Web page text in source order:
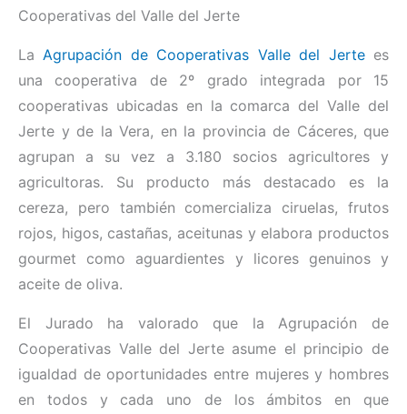
Cooperativas del Valle del Jerte
La Agrupación de Cooperativas Valle del Jertees
una cooperativa de 2º grado integrada por 15
cooperativas ubicadas en la comarca del Valle del
Jerte y de la Vera, en la provincia de Cáceres, que
agrupan a su vez a 3.180 socios agricultores y
agricultoras. Su producto más destacado es la
cereza, pero también comercializa ciruelas, frutos
rojos, higos, castañas, aceitunas y elabora productos
gourmet como aguardientes y licores genuinos y
aceite de oliva.
El Jurado ha valorado que la Agrupación de
Cooperativas Valle del Jerte asume el principio de
igualdad de oportunidades entre mujeres y hombres
en todos y cada uno de los ámbitos en que